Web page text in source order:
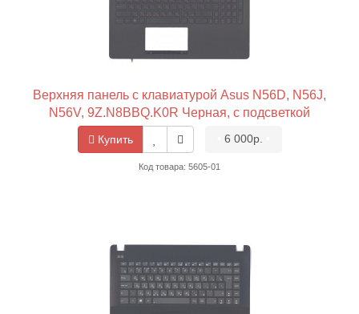
Верхняя панель с клавиатурой Asus N56D, N56J,
N56V, 9Z.N8BBQ.K0R Черная, с подсветкой
Купить 6 000р.
Код товара: 5605-01